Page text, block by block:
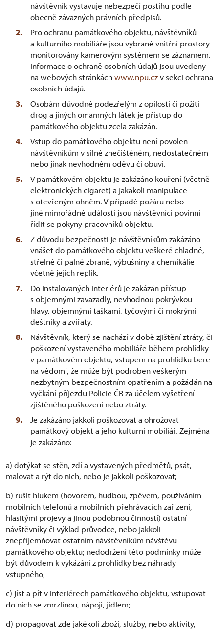
návštěvník vystavuje nebezpečí postihu podle
obecně závazných právních předpisů.
Pro ochranu památkového objektu, návštěvníků
a kulturního mobiliáře jsou vybrané vnitřní prostory
monitorovány kamerovým systémem se záznamem.
Informace o ochraně osobních údajů jsou uvedeny
na webových stránkáchwww.npu.czv sekci ochrana
osobních údajů.
Osobám důvodně podezřelým z opilosti či požití
drog a jiných omamných látek je přístup do
památkového objektu zcela zakázán.
Vstup do památkového objektu není povolen
návštěvníkům v silně znečištěném, nedostatečném
nebo jinak nevhodném oděvu či obuvi.
V památkovém objektu je zakázáno kouření (včetně
elektronických cigaret) a jakákoli manipulace
s otevřeným ohněm. V případě požáru nebo
jiné mimořádné události jsou návštěvníci povinni
řídit se pokyny pracovníků objektu.
Z důvodu bezpečnosti je návštěvníkům zakázáno
vnášet do památkového objektu veškeré chladné,
střelné či palné zbraně, výbušniny a chemikálie
včetně jejich replik.
Do instalovaných interiérů je zakázán přístup
s objemnými zavazadly, nevhodnou pokrývkou
hlavy, objemnými taškami, tyčovými či mokrými
deštníky a zvířaty.
Návštěvník, který se nachází v době zjištění ztráty, či
poškození vystaveného mobiliáře během prohlídky
v památkovém objektu, vstupem na prohlídku bere
na vědomí, že může být podroben veškerým
nezbytným bezpečnostním opatřením a požádán na
vyčkání příjezdu Policie ČR za účelem vyšetření
zjištěného poškození nebo ztráty.
Je zakázáno jakkoli poškozovat a ohrožovat
památkový objekt a jeho kulturní mobiliář. Zejména
je zakázáno:
a) dotýkat se stěn, zdí a vystavených předmětů, psát,
malovat a rýt do nich, nebo je jakkoli poškozovat;
b) rušit hlukem (hovorem, hudbou, zpěvem, používáním
mobilních telefonů a mobilních přehrávacích zařízení,
hlasitými projevy a jinou podobnou činností) ostatní
návštěvníky či výklad průvodce, nebo jakkoli
znepříjemňovat ostatním návštěvníkům návštěvu
památkového objektu; nedodržení této podmínky může
být důvodem k vykázání z prohlídky bez náhrady
vstupného;
c) jíst a pít v interiérech památkového objektu, vstupovat
do nich se zmrzlinou, nápoji, jídlem;
d) propagovat zde jakékoli zboží, služby, nebo aktivity,